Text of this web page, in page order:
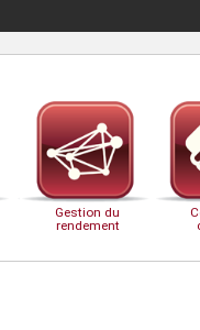
Gestion du
rendement